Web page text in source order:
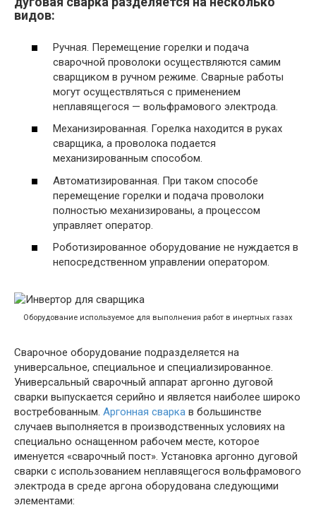
видов:
Ручная. Перемещение горелки и подача
сварочной проволоки осуществляются самим
сварщиком в ручном режиме. Сварные работы
могут осуществляться с применением
неплавящегося — вольфрамового электрода.
Механизированная. Горелка находится в руках
сварщика, а проволока подается
механизированным способом.
Автоматизированная. При таком способе
перемещение горелки и подача проволоки
полностью механизированы, а процессом
управляет оператор.
Роботизированное оборудование не нуждается в
непосредственном управлении оператором.
Оборудование используемое для выполнения работ в инертных газах
Сварочное оборудование подразделяется на
универсальное, специальное и специализированное.
Универсальный сварочный аппарат аргонно дуговой
сварки выпускается серийно и является наиболее широко
востребованным. Аргонная сварка в большинстве
случаев выполняется в производственных условиях на
специально оснащенном рабочем месте, которое
именуется «сварочный пост». Установка аргонно дуговой
сварки с использованием неплавящегося вольфрамового
электрода в среде аргона оборудована следующими
элементами: